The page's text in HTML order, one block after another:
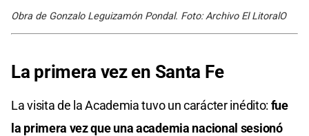
Obra de Gonzalo Leguizamón Pondal. Foto: Archivo El LitoralO
La primera vez en Santa Fe
La visita de la Academia tuvo un carácter inédito: fue
la primera vez que una academia nacional sesionó